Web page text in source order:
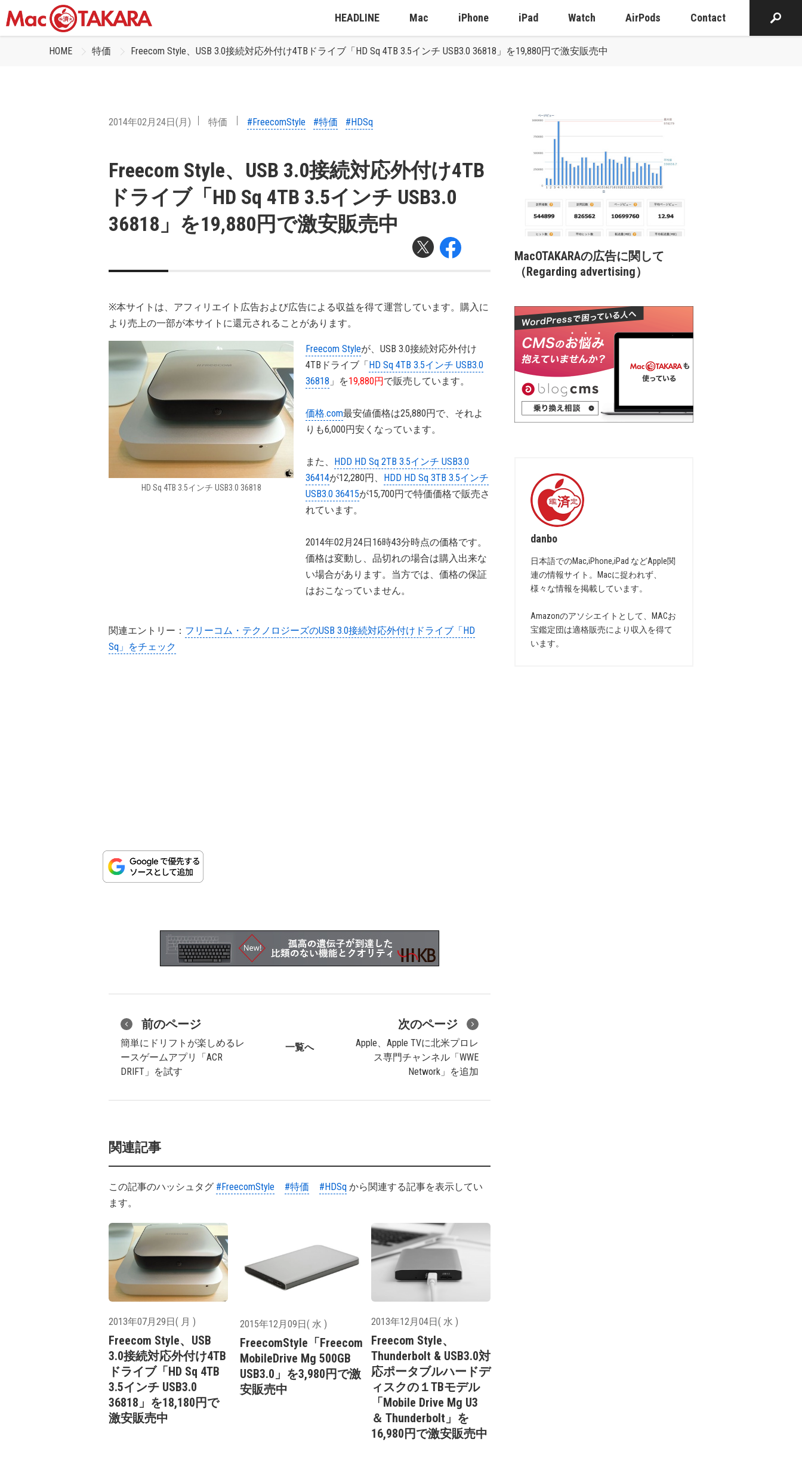
HEADLINE Mac iPhone iPad Watch AirPods Contact
HOME 特価 Freecom Style、USB 3.0接続対応外付け4TBドライブ「HD Sq 4TB 3.5インチ USB3.0 36818」を19,880円で激安販売中
2014年02月24日(月) 特価 #FreecomStyle #特価 #HDSq
Freecom Style、USB 3.0接続対応外付け4TB
ドライブ「HD Sq 4TB 3.5インチ USB3.0
36818」を19,880円で激安販売中
※本サイトは、アフィリエイト広告および広告による収益を得て運営しています。購入に
より売上の一部が本サイトに還元されることがあります。
HD Sq 4TB 3.5インチ USB3.0 36818
Freecom Styleが、USB 3.0接続対応外付け
4TBドライブ「HD Sq 4TB 3.5インチ USB3.0
36818 」を19,880円で販売しています。
価格.com最安値価格は25,880円で、それよ
りも6,000円安くなっています。
また、 HDD HD Sq 2TB 3.5インチ USB3.0
36414が12,280円、 HDD HD Sq 3TB 3.5インチ
USB3.0 36415が15,700円で特価価格で販売さ
れています。
2014年02月24日16時43分時点の価格です。
価格は変動し、品切れの場合は購入出来な
い場合があります。当方では、価格の保証
はおこなっていません。
関連エントリー： フリーコム・テクノロジーズのUSB 3.0接続対応外付けドライブ「HD
Sq」をチェック
前のページ
簡単にドリフトが楽しめるレ
ースゲームアプリ「ACR
DRIFT」を試す
一覧へ
次のページ
Apple、Apple TVに北米プロレ
ス専門チャンネル「WWE
Network」を追加
関連記事
この記事のハッシュタグ #FreecomStyle #特価 #HDSq から関連する記事を表示してい
ます。
2013年07月29日( 月 )
Freecom Style、USB
3.0接続対応外付け4TB
ドライブ「HD Sq 4TB
3.5インチ USB3.0
36818」を18,180円で
激安販売中
2015年12月09日( 水 )
FreecomStyle「Freecom
MobileDrive Mg 500GB
USB3.0」を3,980円で激
安販売中
2013年12月04日( 水 )
Freecom Style、
Thunderbolt & USB3.0対
応ポータブルハードデ
ィスクの１TBモデル
「Mobile Drive Mg U3
＆ Thunderbolt」を
16,980円で激安販売中
MacOTAKARAの広告に関して
（Regarding advertising）
danbo
日本語でのMac,iPhone,iPad などApple関
連の情報サイト。Macに捉われず、
様々な情報を掲載しています。
Amazonのアソシエイトとして、MACお
宝鑑定団は適格販売により収入を得て
います。